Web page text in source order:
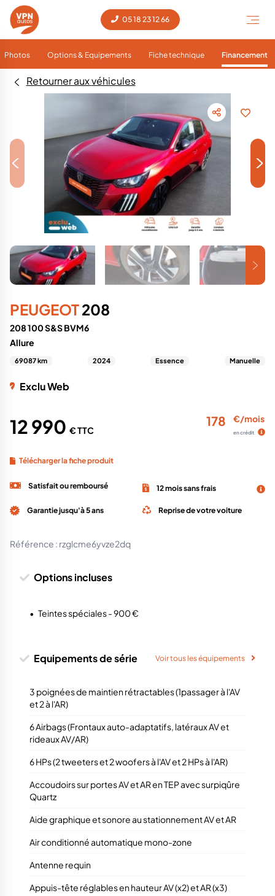
05 18 23 12 66
Photos Options & Equipements Fiche technique Financement
Retourner aux véhicules
< >
PEUGEOT208
208 100 S&S BVM6
Allure
69087 km 2024 Essence Manuelle
Exclu Web
12 990 € TTC
178 €/mois
en crédit
Télécharger la fiche produit
Satisfait ou remboursé 12 mois sans frais
Garantie jusqu'à 5 ans Reprise de votre voiture
Référence : rzglcme6yvze2dq
Options incluses
• Teintes spéciales - 900 €
Equipements de série Voir tous les équipements
3 poignées de maintien rétractables (1passager à l'AV
et 2 à l'AR)
6 Airbags (Frontaux auto-adaptatifs, latéraux AV et
rideaux AV/AR)
6 HPs (2 tweeters et 2 woofers à l'AV et 2 HPs à l'AR)
Accoudoirs sur portes AV et AR en TEP avec surpiqûre
Quartz
Aide graphique et sonore au stationnement AV et AR
Air conditionné automatique mono-zone
Antenne requin
Appuis-tête réglables en hauteur AV (x2) et AR (x3)